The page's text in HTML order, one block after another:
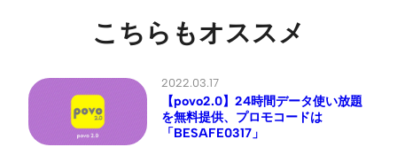
こちらもオススメ
2022.03.17
【povo2.0】24時間データ使い放題
を無料提供、プロモコードは
「BESAFE0317」